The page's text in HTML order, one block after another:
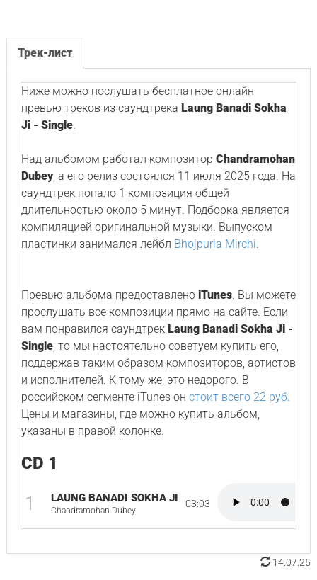
Трек-лист
Ниже можно послушать бесплатное онлайн
превью треков из саундтрека Laung Banadi Sokha
Ji - Single.
Над альбомом работал композитор Chandramohan
Dubey, а его релиз состоялся 11 июля 2025 года. На
саундтрек попало 1 композиция общей
длительностью около 5 минут. Подборка является
компиляцией оригинальной музыки. Выпуском
пластинки занимался лейбл Bhojpuria Mirchi.
Превью альбома предоставлено iTunes. Вы можете
прослушать все композиции прямо на сайте. Если
вам понравился саундтрек Laung Banadi Sokha Ji -
Single, то мы настоятельно советуем купить его,
поддержав таким образом композиторов, артистов
и исполнителей. К тому же, это недорого. В
российском сегменте iTunes он стоит всего 22 руб.
Цены и магазины, где можно купить альбом,
указаны в правой колонке.
CD 1
1 LAUNG BANADI SOKHA JI
Chandramohan Dubey
03:03
14.07.25